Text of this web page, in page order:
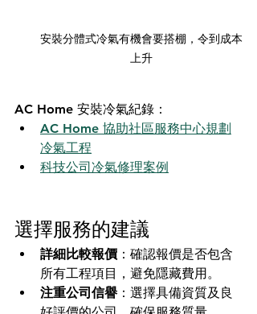
安裝分體式冷氣有機會要搭棚，令到成本
上升
AC Home 安裝冷氣紀錄：
AC Home 協助社區服務中心規劃
冷氣工程
科技公司冷氣修理案例
選擇服務的建議
詳細比較報價 ：確認報價是否包含
所有工程項目，避免隱藏費用。
注重公司信譽：選擇具備資質及良